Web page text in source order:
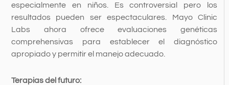
especialmente en niños. Es controversial pero los
resultados pueden ser espectaculares. Mayo Clinic
Labs ahora ofrece evaluaciones genéticas
comprehensivas para establecer el diagnóstico
apropiado y permitir el manejo adecuado.
Terapias del futuro: